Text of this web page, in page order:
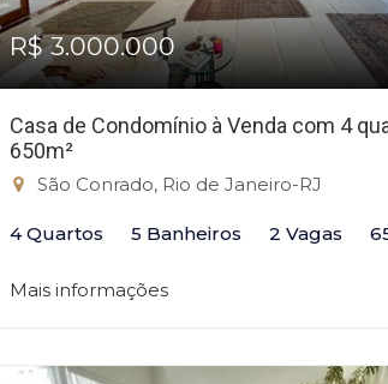
R$ 3.000.000
Casa de Condomínio à Venda com 4
650m²
São Conrado, Rio de Janeiro-RJ
4 Quartos 5 Banheiros 2 Vagas
Mais informações